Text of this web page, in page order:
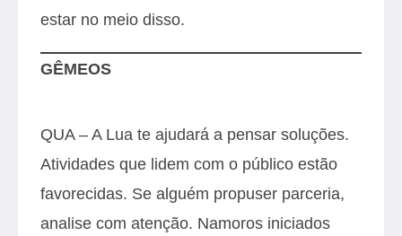
estar no meio disso.
GÊMEOS
QUA – A Lua te ajudará a pensar soluções.
Atividades que lidem com o público estão
favorecidas. Se alguém propuser parceria,
analise com atenção. Namoros iniciados